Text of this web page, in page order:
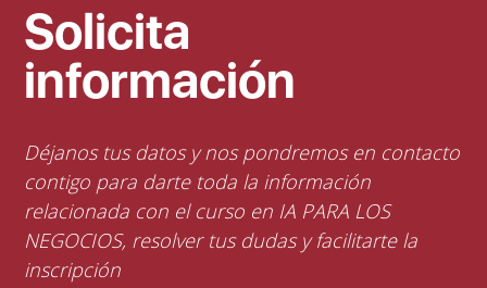
Solicita
información
Déjanos tus datos y nos pondremos en contacto
contigo para darte toda la información
relacionada con el curso en IA PARA LOS
NEGOCIOS, resolver tus dudas y facilitarte la
inscripción